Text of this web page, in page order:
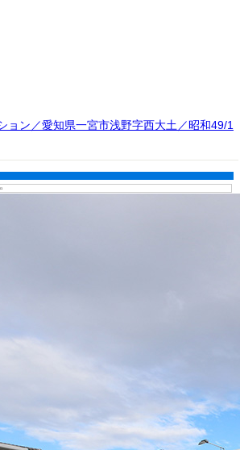
ョン／愛知県一宮市浅野字西大土／昭和49/1